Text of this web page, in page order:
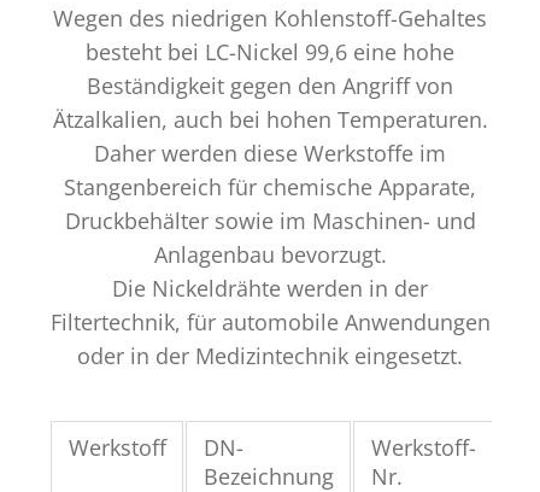
Wegen des niedrigen Kohlenstoff-Gehaltes
besteht bei LC-Nickel 99,6 eine hohe
Beständigkeit gegen den Angriff von
Ätzalkalien, auch bei hohen Temperaturen.
Daher werden diese Werkstoffe im
Stangenbereich für chemische Apparate,
Druckbehälter sowie im Maschinen- und
Anlagenbau bevorzugt.
Die Nickeldrähte werden in der
Filtertechnik, für automobile Anwendungen
oder in der Medizintechnik eingesetzt.
Werkstoff
DN-
Bezeichnung
Werkstoff-
Nr.